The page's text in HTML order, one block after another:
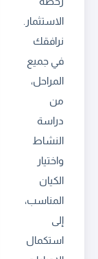
الاستثمار.
نرافقك
في جميع
المراحل،
من
دراسة
النشاط
واختيار
الكيان
المناسب،
إلى
استكمال